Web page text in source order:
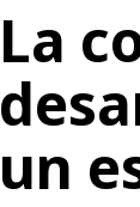
La
un